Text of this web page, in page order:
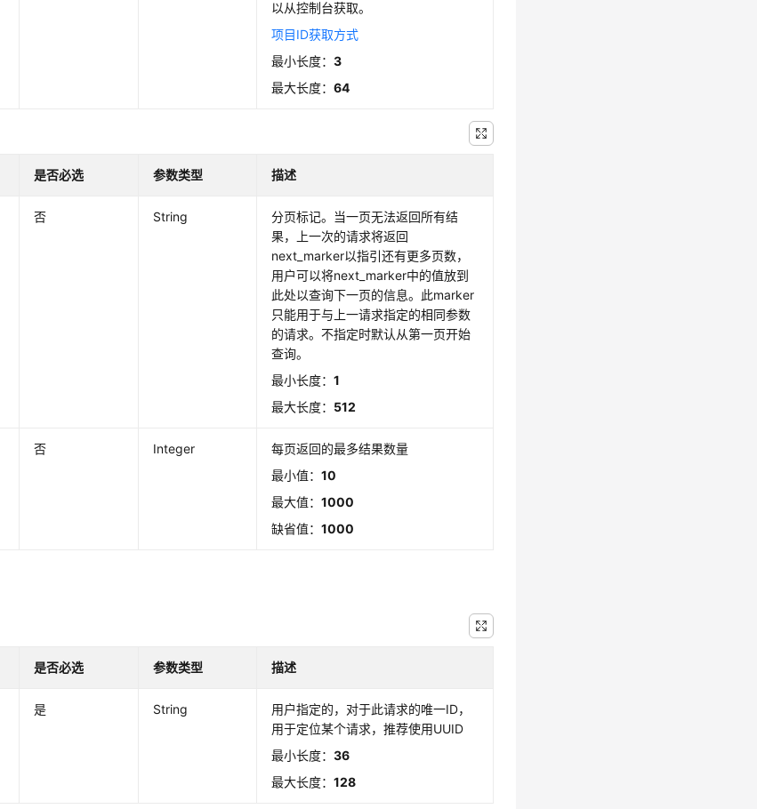
以从控制台获取。
项目ID获取方式
最小长度：3
最大长度：64
是否必选 参数类型 描述
否 String
分页标记。当一页无法返回所有结
果，上一次的请求将返回
next_marker以指引还有更多页数，
用户可以将next_marker中的值放到
此处以查询下一页的信息。此marker
只能用于与上一请求指定的相同参数
的请求。不指定时默认从第一页开始
查询。
最小长度：1
最大长度： 512
否 Integer
每页返回的最多结果数量
最小值：10
最大值：1000
缺省值：1000
是否必选 参数类型 描述
是 String
用户指定的，对于此请求的唯一ID，
用于定位某个请求，推荐使用UUID
最小长度：36
最大长度：128